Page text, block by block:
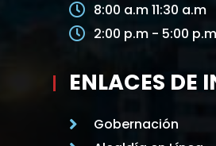
8:00 a.m 11:30 a.m
2:00 p.m - 5:00 p.m
ENLACES DE
Gobernación